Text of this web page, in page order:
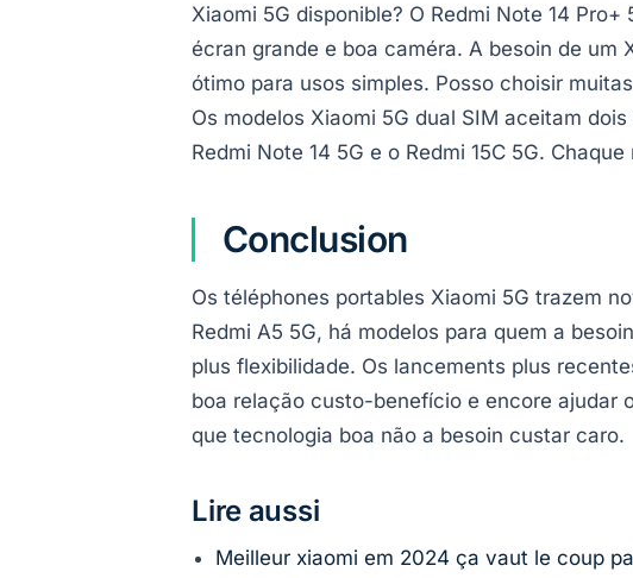
Xiaomi 5G disponible? O Redmi Note 14
écran grande e boa caméra. A besoin de um
ótimo para usos simples. Posso choisir
Os modelos Xiaomi 5G dual SIM aceitam
Redmi Note 14 5G e o Redmi 15C 5G.
Conclusion
Os téléphones portables Xiaomi 5G trazem
Redmi A5 5G, há modelos para quem a
plus flexibilidade. Os lancements plus
boa relação custo-benefício e encore ajudar
que tecnologia boa não a besoin custar caro.
Lire aussi
Meilleur xiaomi em 2024 ça vaut le coup